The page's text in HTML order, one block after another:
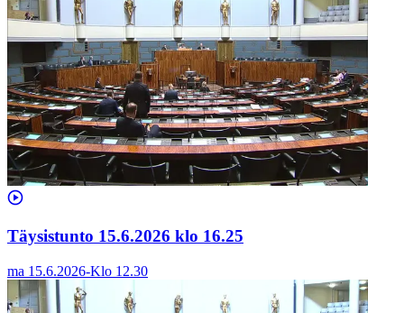
Täysistunto 15.6.2026 klo 16.25
ma 15.6.2026-Klo 12.30